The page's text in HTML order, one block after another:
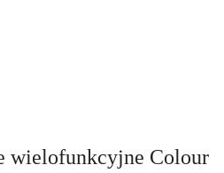
wielofunkcyjne Colour